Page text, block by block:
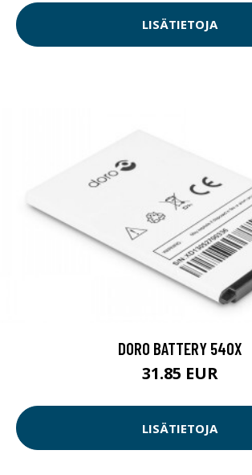
LISÄTIETOJA
DORO BATTERY 540X
31.85 EUR
LISÄTIETOJA